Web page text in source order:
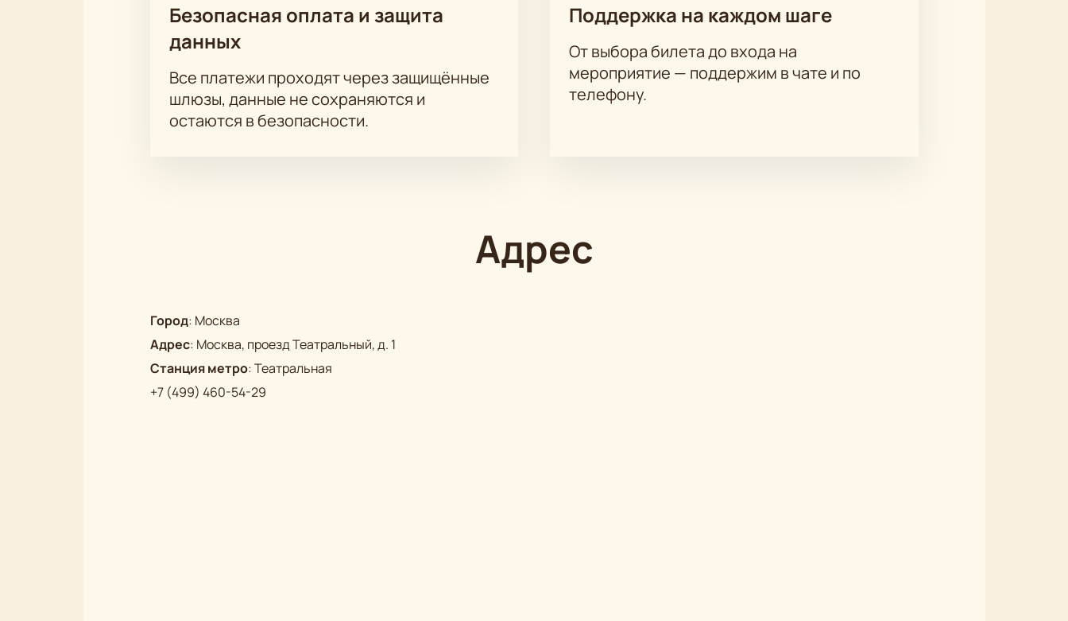
Безопасная оплата и защита
данных
Все платежи проходят через защищённые
шлюзы, данные не сохраняются и
остаются в безопасности.
Поддержка на каждом шаге
От выбора билета до входа на
мероприятие — поддержим в чате и по
телефону.
Адрес
Город: Москва
Адрес: Москва, проезд Театральный, д. 1
Станция метро:Театральная
+7 (499) 460-54-29